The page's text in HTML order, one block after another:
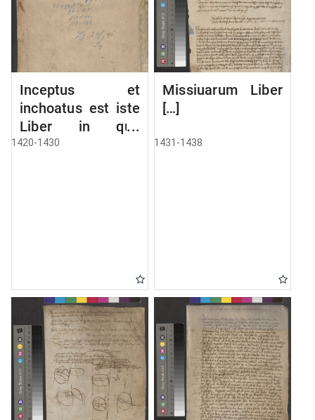
Inceptus et
inchoatus est iste
Liber in quo
continentur copie
Domini Millesimo
CCCC vicesimo.
[Liber missivarum]
1420-1430
Missiuarum Liber
[…]
1431-1438